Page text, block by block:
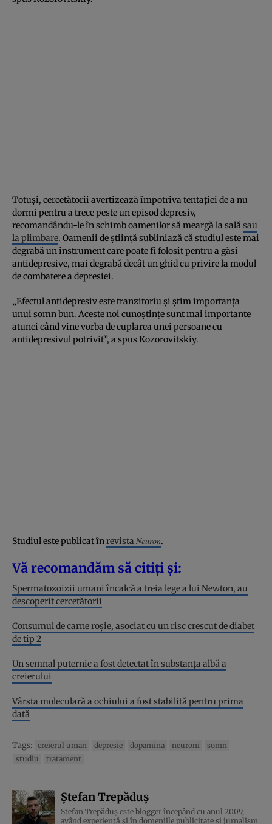
Totuși, cercetătorii avertizează împotriva tentației de a nu
dormi pentru a trece peste un episod depresiv,
recomandându-le în schimb oamenilor să meargă la salăsau
la plimbare. Oamenii de știință subliniază că studiul este mai
degrabă un instrument care poate fi folosit pentru a găsi
antidepresive, mai degrabă decât un ghid cu privire la modul
de combatere a depresiei.
„Efectul antidepresiv este tranzitoriu și știm importanța
unui somn bun. Aceste noi cunoștințe sunt mai importante
atunci când vine vorba de cuplarea unei persoane cu
antidepresivul potrivit”, a spus Kozorovitskiy.
Studiul este publicat înrevista Neuron.
Vă recomandăm să citiți și:
Spermatozoizii umani încalcă a treia lege a lui Newton, au
descoperit cercetătorii
Consumul de carne roșie, asociat cu un risc crescut de diabet
de tip 2
Un semnal puternic a fost detectat în substanța albă a
creierului
Vârsta moleculară a ochiului a fost stabilită pentru prima
dată
Tags: creierul uman depresie dopamina neuroni
somn
studiu
tratament
Ștefan Trepăduș
Ștefan Trepăduș este blogger începând cu anul 2009,
având experiență și în domeniile publicitate și jurnalism.